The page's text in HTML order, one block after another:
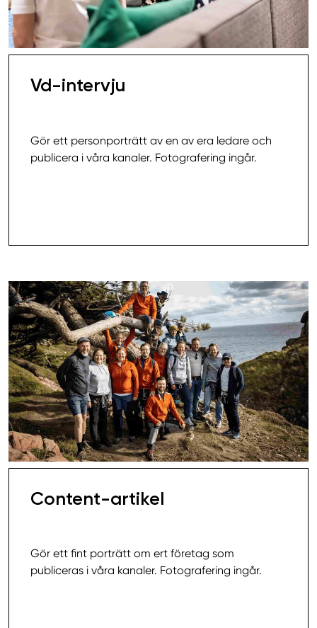
Vd-intervju
Gör ett personporträtt av en av era ledare och
publicera i våra kanaler. Fotografering ingår.
Content-artikel
Gör ett fint porträtt om ert företag som
publiceras i våra kanaler. Fotografering ingår.